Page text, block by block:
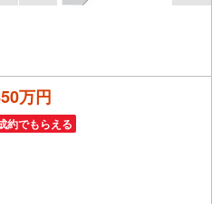
万円
約でもらえる